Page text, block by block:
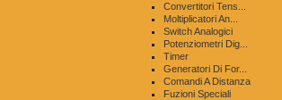
Convertitori Tens...
Moltiplicatori An...
Switch Analogici
Potenziometri Dig...
Timer
Generatori Di For...
Comandi A Distanza
Fuzioni Speciali